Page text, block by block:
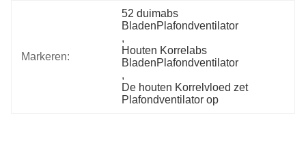
Markeren:
52 duimabs
BladenPlafondventilator
,
Houten Korrelabs
BladenPlafondventilator
,
De houten Korrelvloed zet
Plafondventilator op